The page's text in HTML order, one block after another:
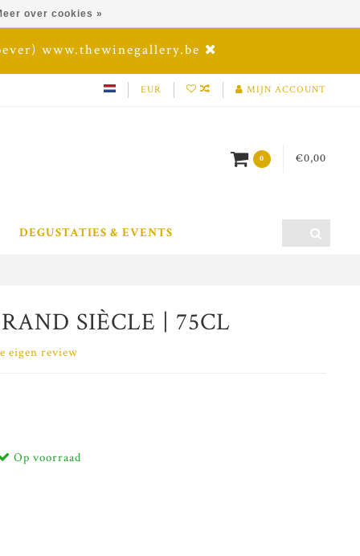
www.thewinegallery.be
EUR MIJN ACCOUNT
0 €0,00
DEGUSTATIES & EVENTS
SIÈCLE | 75CL
eigen review
Op voorraad
over cookies »